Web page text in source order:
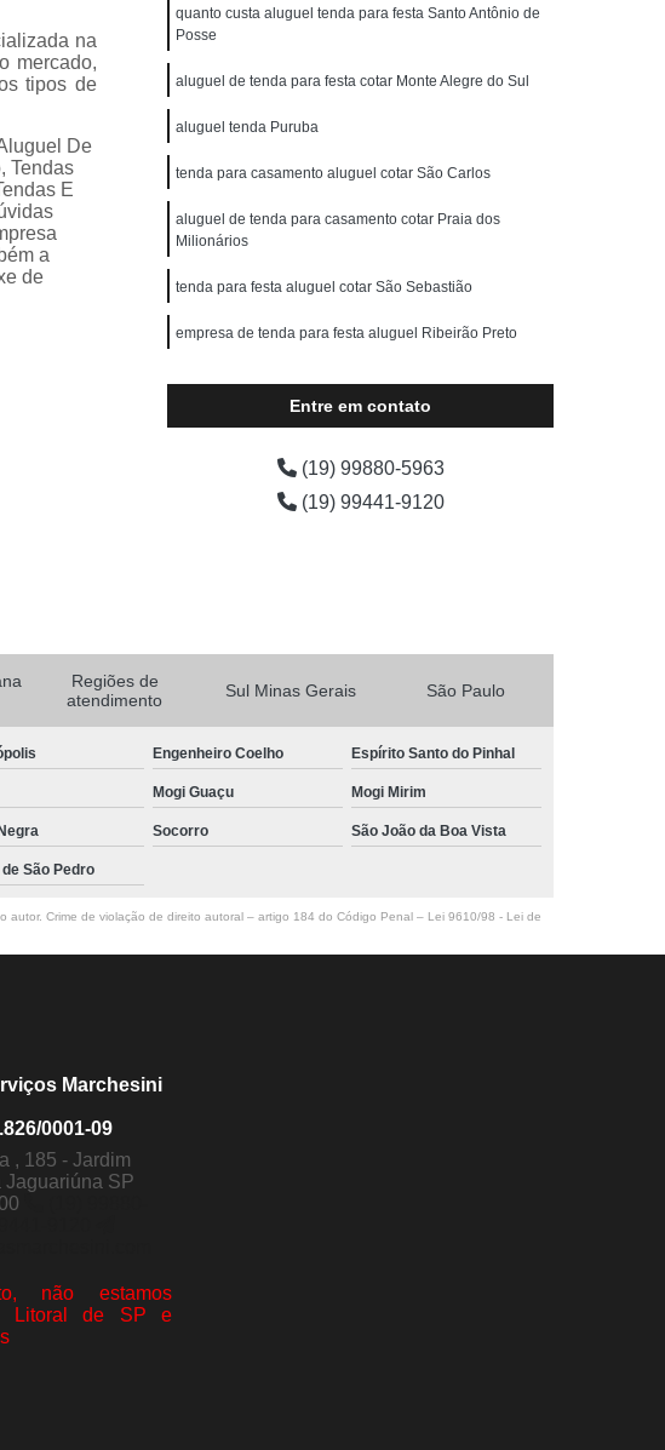
na
mercado,
tipos de
De
Tendas
E
a
de
quanto custa aluguel tenda para festa Santo Antônio de
Posse
aluguel de tenda para festa cotar Monte Alegre do Sul
aluguel tenda Puruba
tenda para casamento aluguel cotar São Carlos
aluguel de tenda para casamento cotar Praia dos
Milionários
tenda para festa aluguel cotar São Sebastião
empresa de tenda para festa aluguel Ribeirão Preto
Entre em contato
(19) 99880-5963
(19) 99441-9120
Regiões de
atendimento
Sul Minas Gerais São Paulo
Engenheiro Coelho Espírito Santo do Pinhal
Mogi Guaçu Mogi Mirim
Socorro São João da Boa Vista
São Pedro
Crime de violação de direito autoral – artigo 184 do Código Penal – Lei 9610/98 - Lei de
Marchesini
0001-09
, 185 - Jardim
Jaguariúna SP
não estamos
Litoral de SP e